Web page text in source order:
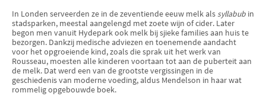
In Londen serveerden ze in de zeventiende eeuw melk alssyllabub in
stadsparken, meestal aangelengd met zoete wijn of cider. Later
begon men vanuit Hydepark ook melk bij sjieke families aan huis te
bezorgen. Dankzij medische adviezen en toenemende aandacht
voor het opgroeiende kind, zoals die sprak uit het werk van
Rousseau, moesten alle kinderen voortaan tot aan de puberteit aan
de melk. Dat werd een van de grootste vergissingen in de
geschiedenis van moderne voeding, aldus Mendelson in haar wat
rommelig opgebouwde boek.